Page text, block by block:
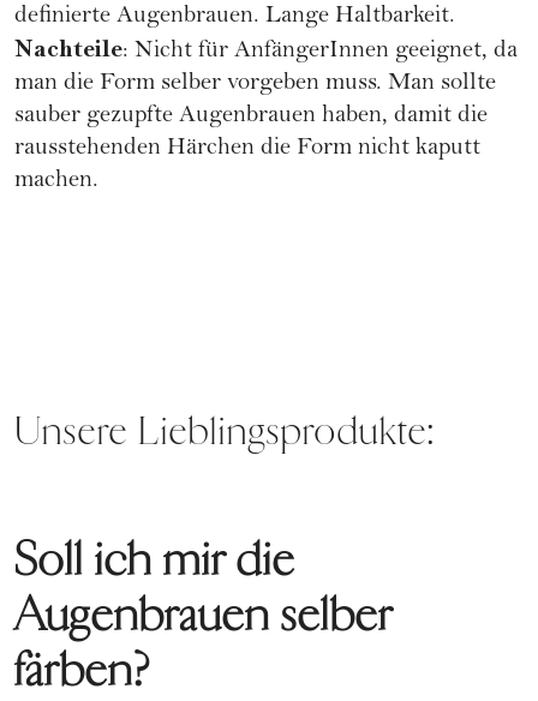
definierte Augenbrauen. Lange Haltbarkeit.
Nachteile: Nicht für AnfängerInnen geeignet, da
man die Form selber vorgeben muss. Man sollte
sauber gezupfte Augenbrauen haben, damit die
rausstehenden Härchen die Form nicht kaputt
machen.
Unsere Lieblingsprodukte:
Soll ich mir die
Augenbrauen selber
färben?